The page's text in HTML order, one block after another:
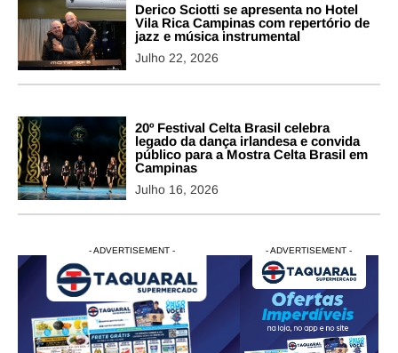
Derico Sciotti se apresenta no Hotel
Vila Rica Campinas com repertório de
jazz e música instrumental
Julho 22, 2026
20º Festival Celta Brasil celebra
legado da dança irlandesa e convida
público para a Mostra Celta Brasil em
Campinas
Julho 16, 2026
- ADVERTISEMENT - -
- ADVERTISEMENT - - ADVERTISEMENT -